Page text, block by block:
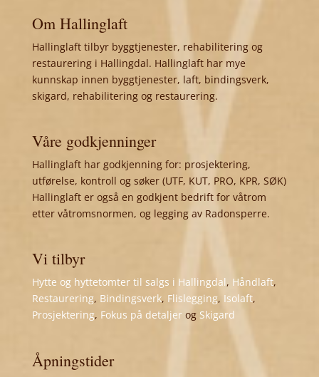
Om Hallinglaft
Hallinglaft tilbyr byggtjenester, rehabilitering og
restaurering i Hallingdal. Hallinglaft har mye
kunnskap innen byggtjenester, laft, bindingsverk,
skigard, rehabilitering og restaurering.
Våre godkjenninger
Hallinglaft har godkjenning for: prosjektering,
utførelse, kontroll og søker (UTF, KUT, PRO, KPR, SØK)
Hallinglaft er også en godkjent bedrift for våtrom
etter våtromsnormen, og legging av Radonsperre.
Vi tilbyr
Hytte og hyttetomter til salgs i Hallingdal, Håndlaft,
Restaurering, Bindingsverk, Flislegging, Isolaft,
Prosjektering, Fokus på detaljerog Skigard
Åpningstider